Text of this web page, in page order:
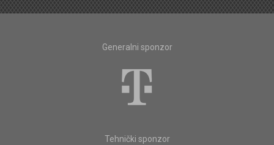
Generalni sponzor
Tehnički sponzor